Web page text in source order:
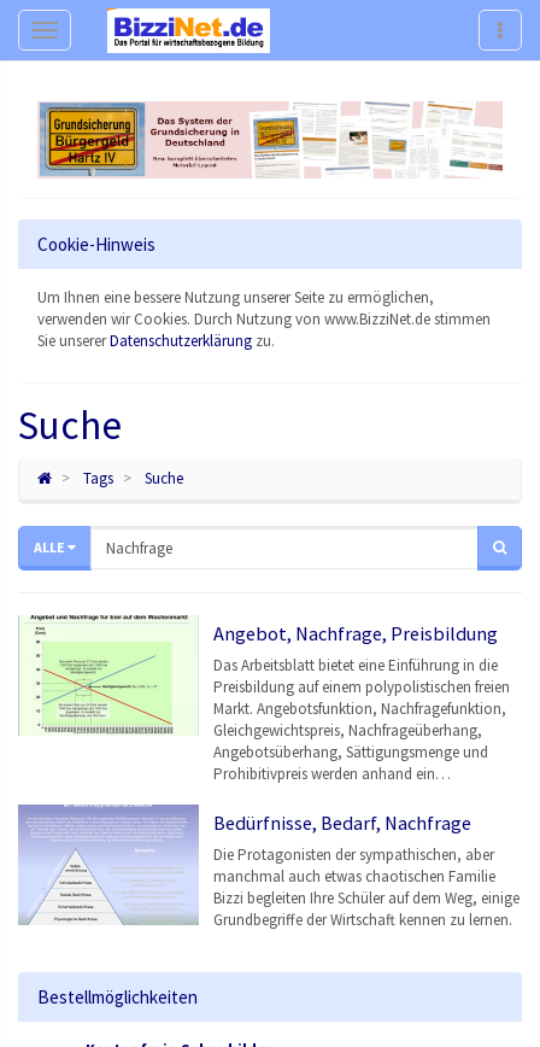
Navigation
Cookie-Hinweis
Um Ihnen eine bessere Nutzung unserer Seite zu ermöglichen,
verwenden wir Cookies. Durch Nutzung von www.BizziNet.de stimmen
Sie unsererDatenschutzerklärung zu.
Suche
Tags Suche
ALLE
Angebot, Nachfrage, Preisbildung
Das Arbeitsblatt bietet eine Einführung in die
Preisbildung auf einem polypolistischen freien
Markt. Angebotsfunktion, Nachfragefunktion,
Gleichgewichtspreis, Nachfrageüberhang,
Angebotsüberhang, Sättigungsmenge und
Prohibitivpreis werden anhand ein…
Bedürfnisse, Bedarf, Nachfrage
Die Protagonisten der sympathischen, aber
manchmal auch etwas chaotischen Familie
Bizzi begleiten Ihre Schüler auf dem Weg, einige
Grundbegriffe der Wirtschaft kennen zu lernen.
Bestellmöglichkeiten